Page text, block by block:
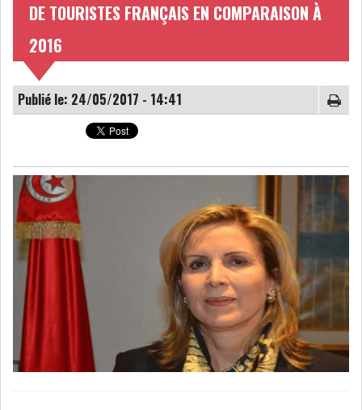
PRIVATISATION & OPV
INDICATEURS
INTERMÉDIAIRES
DIVERS
OPINION ANALYSE MARCHÉ
SONDAGES
COMMUNIQUÉS DE
PRESSE
BOURSE DE TUNIS : UN BILAN
HEBDOMADAIRE...
DE TOURISTES FRANÇAIS EN COMPARAISON À
2016
Publié le: 24/05/2017 - 14:41